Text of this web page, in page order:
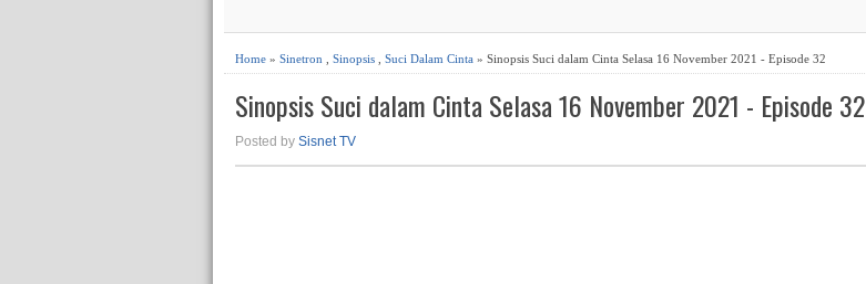
Home » Sinetron Sinopsis Suci Dalam Cinta » Sinopsis Suci dalam Cinta Selasa 16 November 2021 - Episode 32
Sinopsis Suci dalam Cinta Selasa 16 November 2021 - Episode 32
Posted by Sisnet TV